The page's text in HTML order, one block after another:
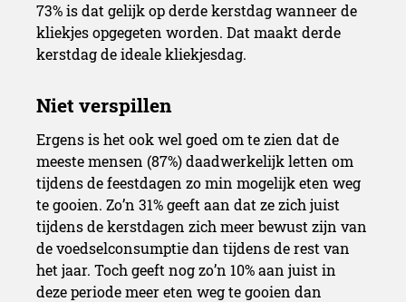
73% is dat gelijk op derde kerstdag wanneer de
kliekjes opgegeten worden. Dat maakt derde
kerstdag de ideale kliekjesdag.
Ergens is het ook wel goed om te zien dat de
meeste mensen (87%) daadwerkelijk letten om
tijdens de feestdagen zo min mogelijk eten weg
te gooien. Zo’n 31% geeft aan dat ze zich juist
tijdens de kerstdagen zich meer bewust zijn van
de voedselconsumptie dan tijdens de rest van
het jaar. Toch geeft nog zo’n 10% aan juist in
deze periode meer eten weg te gooien dan